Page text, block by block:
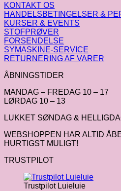
KONTAKT OS
HANDELSBETINGELSER &
KURSER & EVENTS
STOFPRØVER
FORSENDELSE
SYMASKINE-SERVICE
RETURNERING AF VARER
ÅBNINGSTIDER
MANDAG – FREDAG 10 – 17
LØRDAG 10 – 13
LUKKET SØNDAG &
WEBSHOPPEN HAR ALTID
HURTIGST MULIGT!
TRUSTPILOT
Trustpilot Luieluie